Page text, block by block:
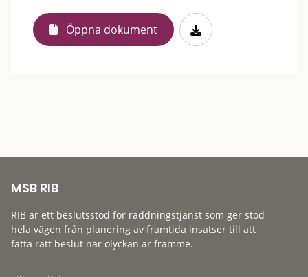
Öppna dokument
MSB RIB
RIB är ett beslutsstöd för räddningstjänst som ger stöd
hela vägen från planering av framtida insatser till att
fatta rätt beslut när olyckan är framme.